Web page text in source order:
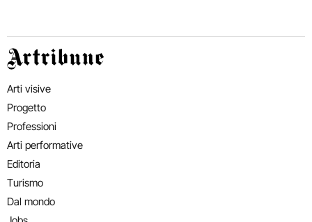
Artribune
Arti visive
Progetto
Professioni
Arti performative
Editoria
Turismo
Dal mondo